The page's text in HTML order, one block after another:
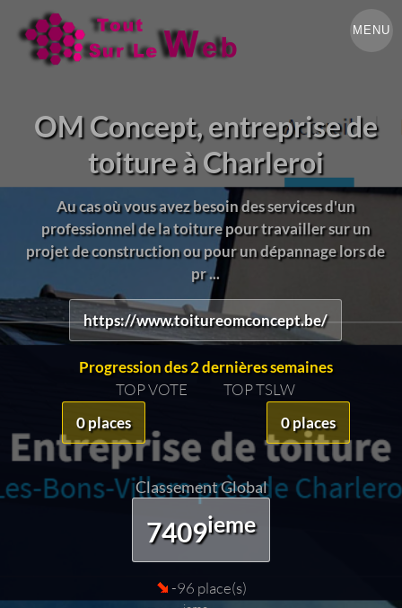
MENU
OM Concept, entreprise de
toiture à Charleroi
Au cas où vous avez besoin des services d'un
professionnel de la toiture pour travailler sur un
projet de construction ou pour un dépannage lors de
pr ...
https://www.toitureomconcept.be/
Progression des 2 dernières semaines
TOP VOTE
0 places
TOP TSLW
0 places
Classement Global
7409ieme
-96 place(s)